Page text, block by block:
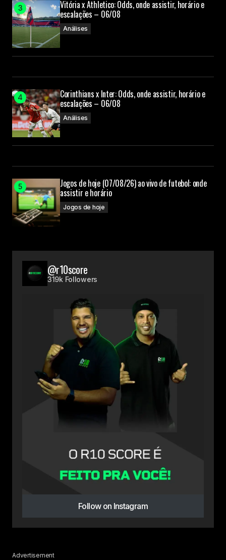
Vitória x Athletico: Odds, onde assistir, horário e
escalações – 06/08
Análises
Corinthians x Inter: Odds, onde assistir, horário e
escalações – 06/08
Análises
Jogos de hoje (07/08/26) ao vivo de futebol: onde
assistir e horário
Jogos de hoje
@r10score
319k Followers
Follow on Instagram
Advertisement